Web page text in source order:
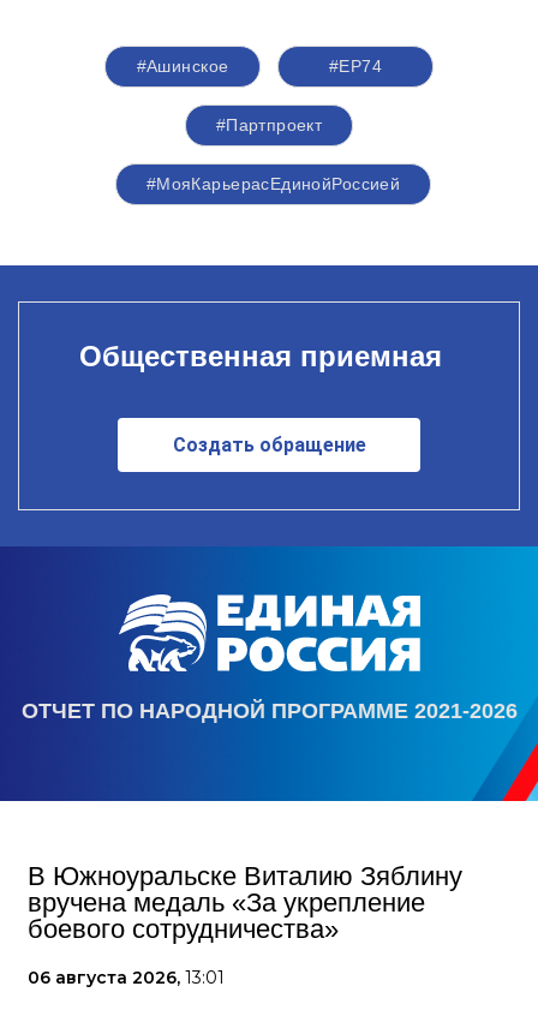
#Ашинское #ЕР74
#Партпроект
#МояКарьерасЕдинойРоссией
Общественная приемная
Создать обращение
ОТЧЕТ ПО НАРОДНОЙ ПРОГРАММЕ 2021-2026
В Южноуральске Виталию Зяблину
вручена медаль «За укрепление
боевого сотрудничества»
06 августа 2026, 13:01